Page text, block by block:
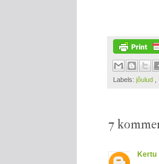
Labels: jõulud ,
7
Kertu